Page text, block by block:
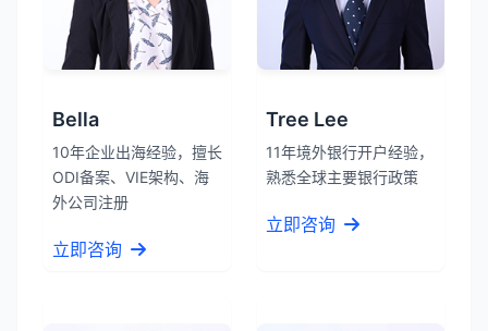
Bella
10年企业出海经验，擅长
ODI备案、VIE架构、海
外公司注册
立即咨询
Tree Lee
11年境外银行开户经验，
熟悉全球主要银行政策
立即咨询